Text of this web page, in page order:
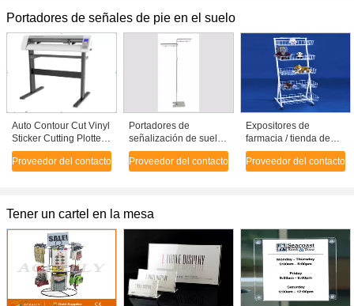
Portadores de señales de pie en el suelo
Auto Contour Cut Vinyl
Sticker Cutting Plotter
63cm de ancho con
soporte para el piso
Proveedor del contacto
Portadores de
señalización de suelo
POP
Proveedor del contacto
Expositores de
farmacia / tienda de
artesanía con cestas
ajustables
Proveedor del contacto
Tener un cartel en la mesa